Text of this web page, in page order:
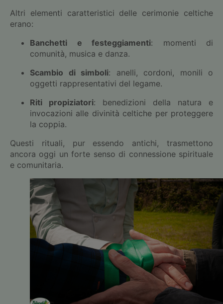
Altri elementi caratteristici delle cerimonie celtiche
erano:
Banchetti e festeggiamenti: momenti di
comunità, musica e danza.
Scambio di simboli: anelli, cordoni, monili o
oggetti rappresentativi del legame.
Riti propiziatori: benedizioni della natura e
invocazioni alle divinità celtiche per proteggere
la coppia.
Questi rituali, pur essendo antichi, trasmettono
ancora oggi un forte senso di connessione spirituale
e comunitaria.